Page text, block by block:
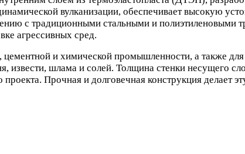
вулканизации, обеспечивает высокую
с традиционными стальными и полиэтиленовыми
агрессивных сред.
и химической промышленности, а также для
извести, шлама и солей. Толщина стенки несущего
проекта. Прочная и долговечная конструкция